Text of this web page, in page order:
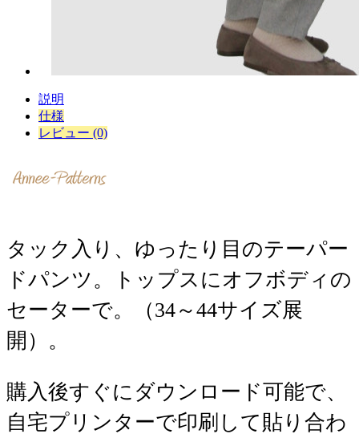
説明
仕様
レビュー (0)
タック入り、ゆったり目のテーパー
ドパンツ。トップスにオフボディの
セーターで。（34～44サイズ展
開）。
購入後すぐにダウンロード可能で、
自宅プリンターで印刷して貼り合わ